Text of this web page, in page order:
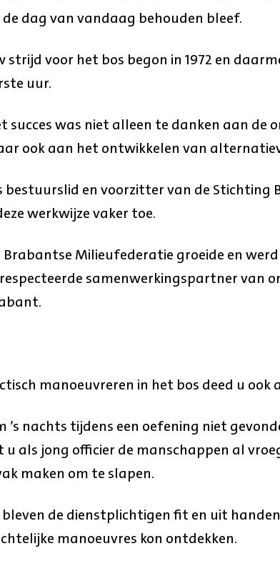
de dag van vandaag behouden bleef.
strijd voor het bos begon in 1972 en
uur.
succes was niet alleen te danken aan de
ook aan het ontwikkelen van
bestuurslid en voorzitter van de
werkwijze vaker toe.
Brabantse Milieufederatie groeide en
samenwerkingspartner van
manoeuvreren in het bos deed u
’s nachts tijdens een oefening niet
u als jong officier de manschappen al
maken om te slapen.
bleven de dienstplichtigen fit en uit handen
manoeuvres kon ontdekken.